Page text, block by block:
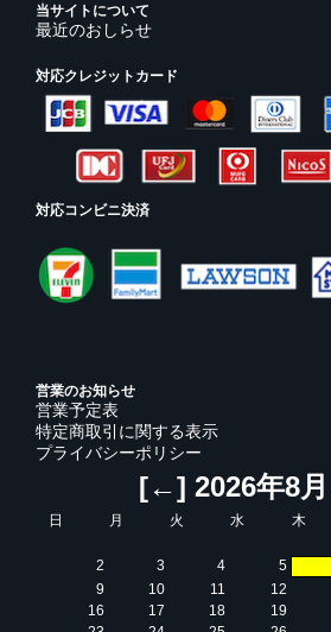
当サイトについて
最近のおしらせ
対応クレジットカード
対応コンビニ決済
営業のお知らせ
営業予定表
特定商取引に関する表示
プライバシーポリシー
[←] 2026年8月
日 月 火 水 木
2
3 4 5
9
10 11 12
16
17 18 19